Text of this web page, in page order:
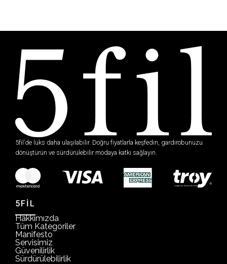
5fil’de lüks daha ulaşılabilir. Doğru fiyatlarla keşfedin, gardırobunuzu
dönüştürün ve sürdürülebilir modaya katkı sağlayın.
5FİL
Hakkımızda
Tüm Kategoriler
Manifesto
Servisimiz
Güvenilirlik
Sürdürülebilirlik